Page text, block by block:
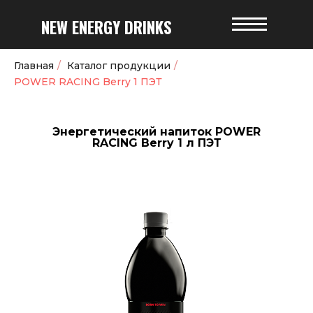
NEW ENERGY DRINKS
Главная / Каталог продукции /
POWER RACING Berry 1 ПЭТ
Энергетический напиток POWER
RACING Berry 1 л ПЭТ